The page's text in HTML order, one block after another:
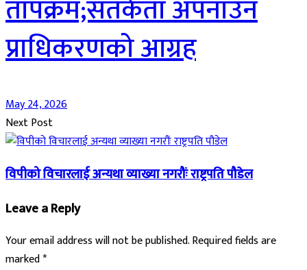
तापक्रम;सतर्कता अपनाउन
प्राधिकरणको आग्रह
May 24, 2026
Next Post
विपीको विचारलाई अन्यथा व्याख्या नगरौंः राष्ट्रपति पौडेल
Leave a Reply
Your email address will not be published.Required fields are
marked*